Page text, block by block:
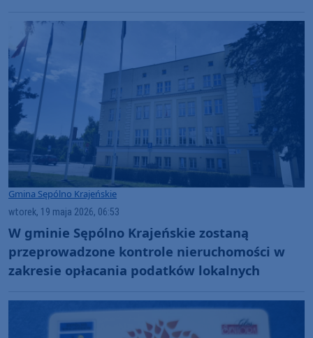
Gmina Sępólno Krajeńskie
wtorek, 19 maja 2026, 06:53
W gminie Sępólno Krajeńskie zostaną
przeprowadzone kontrole nieruchomości w
zakresie opłacania podatków lokalnych